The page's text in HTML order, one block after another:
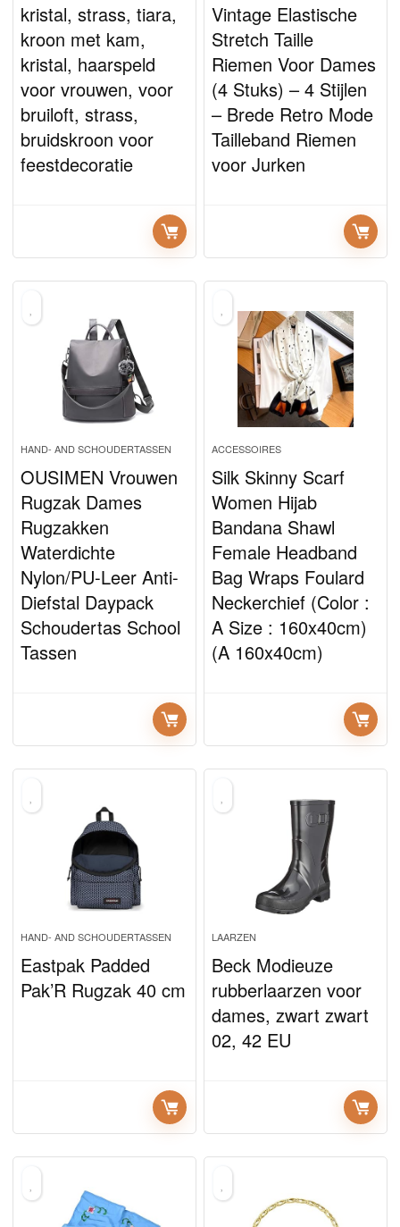
kristal, strass, tiara,
kroon met kam,
kristal, haarspeld
voor vrouwen, voor
bruiloft, strass,
bruidskroon voor
feestdecoratie
Vintage Elastische
Stretch Taille
Riemen Voor Dames
(4 Stuks) – 4 Stijlen
– Brede Retro Mode
Tailleband Riemen
voor Jurken
HAND- AND SCHOUDERTASSEN
OUSIMEN Vrouwen
Rugzak Dames
Rugzakken
Waterdichte
Nylon/PU-Leer Anti-
Diefstal Daypack
Schoudertas School
Tassen
ACCESSOIRES
Silk Skinny Scarf
Women Hijab
Bandana Shawl
Female Headband
Bag Wraps Foulard
Neckerchief (Color :
A Size : 160x40cm)
(A 160x40cm)
HAND- AND SCHOUDERTASSEN
Eastpak Padded
Pak’R Rugzak 40 cm
LAARZEN
Beck Modieuze
rubberlaarzen voor
dames, zwart zwart
02, 42 EU